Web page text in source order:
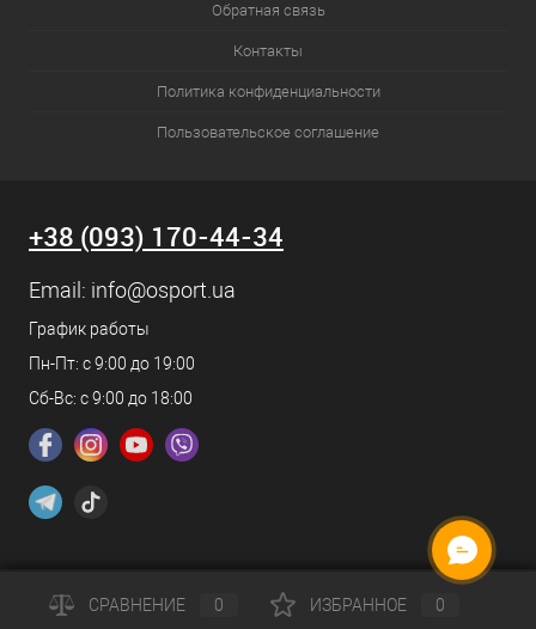
Обратная связь
Контакты
Политика конфиденциальности
Пользовательское соглашение
+38 (093) 170-44-34
Email: info@osport.ua
График работы
Пн-Пт: с 9:00 до 19:00
Сб-Вс: с 9:00 до 18:00
СРАВНЕНИЕ 0 ИЗБРАННОЕ 0